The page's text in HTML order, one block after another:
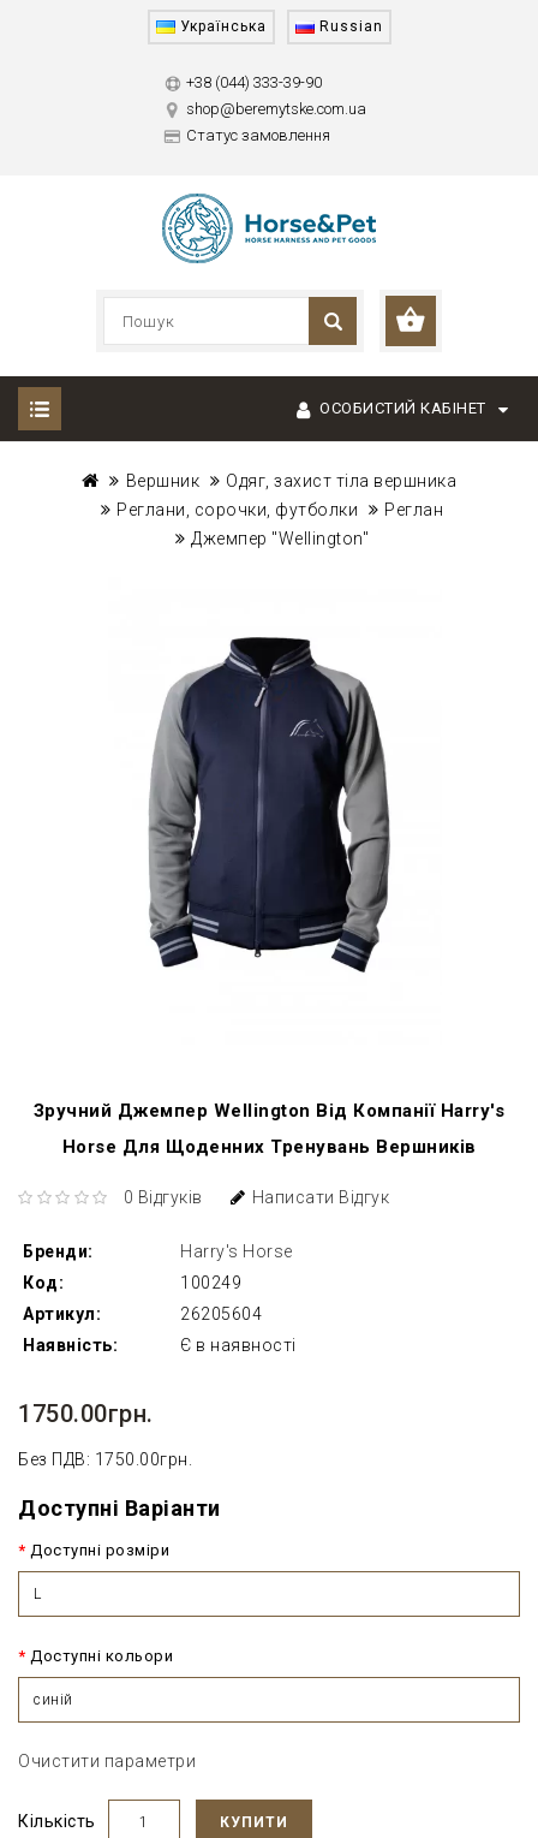
Українська Russian
+38 (044) 333-39-90
shop@beremytske.com.ua
Статус замовлення
ОСОБИСТИЙ КАБІНЕТ
Вершник
Одяг, захист тіла вершника
Реглани, сорочки, футболки
Реглан
Джемпер "Wellington"
Зручний Джемпер Wellington Від Компанії Harry's
Horse Для Щоденних Тренувань Вершників
0 Відгуків Написати Відгук
Бренди:
Harry's Horse
Код:
100249
Артикул:
26205604
Наявність:
Є в наявності
1750.00грн.
Без ПДВ: 1750.00грн.
Доступні Варіанти
Доступні розміри
L
Доступні кольори
синій
Очистити параметри
Кількість КУПИТИ